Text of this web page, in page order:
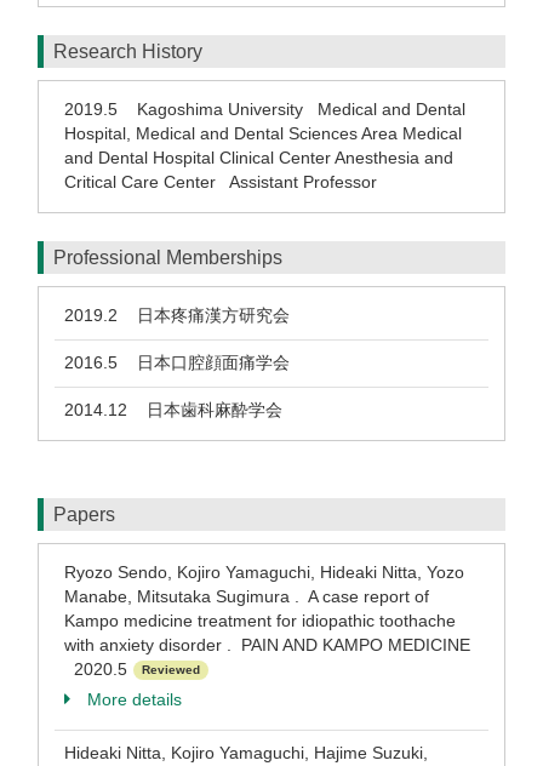
Research History
2019.5 Kagoshima University Medical and Dental
Hospital, Medical and Dental Sciences Area Medical
and Dental Hospital Clinical Center Anesthesia and
Critical Care Center Assistant Professor
Professional Memberships
2019.2 日本疼痛漢方研究会
2016.5 日本口腔顔面痛学会
2014.12 日本歯科麻酔学会
Papers
Ryozo Sendo, Kojiro Yamaguchi, Hideaki Nitta, Yozo
Manabe, Mitsutaka Sugimura . A case report of
Kampo medicine treatment for idiopathic toothache
with anxiety disorder . PAIN AND KAMPO MEDICINE
2020.5
Reviewed
More details
Hideaki Nitta, Kojiro Yamaguchi, Hajime Suzuki,